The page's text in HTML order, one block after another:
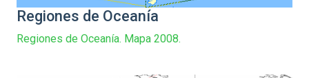
Regiones de Oceanía
Regiones de Oceanía. Mapa 2008.